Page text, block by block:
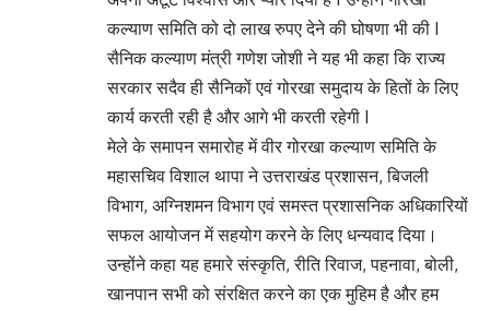
कल्याण समिति को दो लाख रुपए देने की घोषणा भी की I
सैनिक कल्याण मंत्री गणेश जोशी ने यह भी कहा कि राज्य
सरकार सदैव ही सैनिकों एवं गोरखा समुदाय के हितों के लिए
कार्य करती रही है और आगे भी करती रहेगी I
मेले के समापन समारोह में वीर गोरखा कल्याण समिति के
महासचिव विशाल थापा ने उत्तराखंड प्रशासन, बिजली
विभाग, अग्निशमन विभाग एवं समस्त प्रशासनिक अधिकारियों
सफल आयोजन में सहयोग करने के लिए धन्यवाद दिया।
उन्होंने कहा यह हमारे संस्कृति, रीति रिवाज, पहनावा, बोली,
खानपान सभी को संरक्षित करने का एक मुहिम है और हम